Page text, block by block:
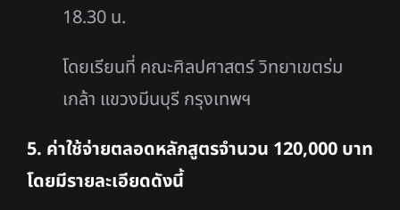
18.30 น.
โดยเรียนที่ คณะศิลปศาสตร์ วิทยาเขตร่ม
เกล้า แขวงมีนบุรี กรุงเทพฯ
5. ค่าใช้จ่ายตลอดหลักสูตรจำนวน 120,000 บาท
โดยมีรายละเอียดดังนี้